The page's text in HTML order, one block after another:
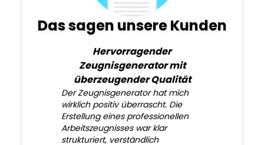
Das sagen unsere Kunden
Hervorragender
Zeugnisgenerator mit
überzeugender Qualität
Der Zeugnisgenerator hat mich
wirklich positiv überrascht. Die
Erstellung eines professionellen
Arbeitszeugnisses war klar
strukturiert, verständlich